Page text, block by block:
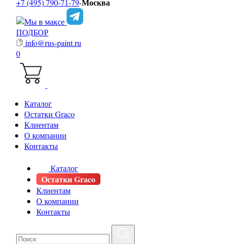
+7 (495) 790-71-79-
ПОДБОР
info@rus-paint.ru
0
Каталог
Остатки Graco
Клиентам
О компании
Контакты
Каталог
Остатки Graco
Клиентам
О компании
Контакты